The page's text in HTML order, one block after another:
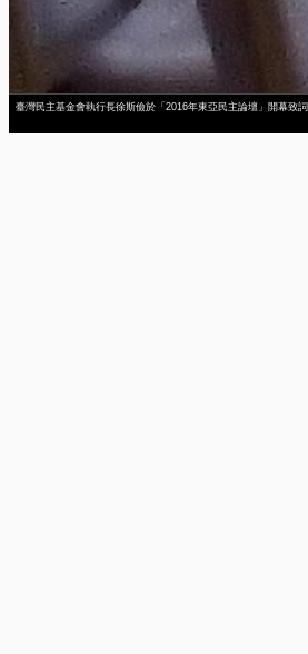
臺灣民主基金會執行長徐斯儉於「2016年東亞民主論壇」開幕致詞